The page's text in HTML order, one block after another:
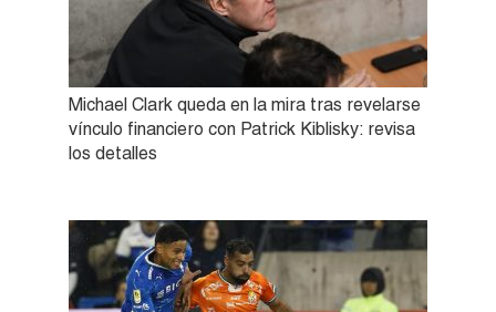
Michael Clark queda en la mira tras revelarse
vínculo financiero con Patrick Kiblisky: revisa
los detalles